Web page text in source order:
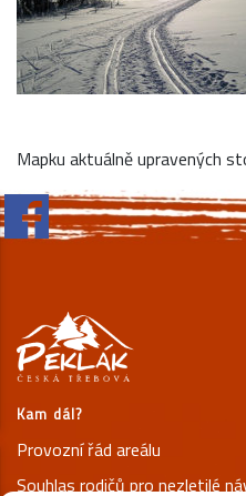
Mapku aktuálně upravených
Kam dál?
Provozní řád areálu
Souhlas rodičů pro nezletilé